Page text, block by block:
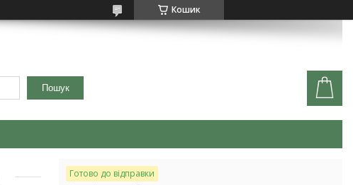
Кошик
Пошук
Готово до відправки